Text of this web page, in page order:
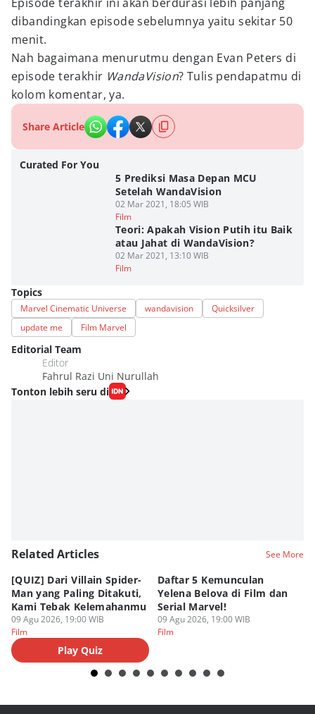
dibandingkan episode sebelumnya yaitu sekitar 50
menit.
Nah bagaimana menurutmu dengan Evan Peters di
episode terakhir WandaVision? Tulis pendapatmu di
kolom komentar, ya.
Share Article
Curated For You
5 Prediksi Masa Depan MCU
Setelah WandaVision
02 Mar 2021, 18:05 WIB
Film
Teori: Apakah Vision Putih itu Baik
atau Jahat di WandaVision?
02 Mar 2021, 13:10 WIB
Film
Topics
Marvel Cinematic Universe wandavision
Quicksilver
update me
Film Marvel
Editorial Team
Editor
Fahrul Razi Uni Nurullah
Tonton lebih seru di
Related Articles See More
[QUIZ] Dari Villain Spider-
Man yang Paling Ditakuti,
Kami Tebak Kelemahanmu
09 Agu 2026, 19:00 WIB
Film
Play Quiz
Daftar 5 Kemunculan
Yelena Belova di Film dan
Serial Marvel!
09 Agu 2026, 19:00 WIB
Film